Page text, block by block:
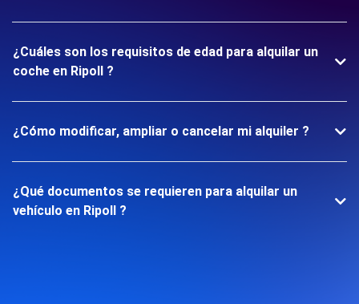
¿Cuáles son los requisitos de edad para alquilar un
coche en Ripoll ?
¿Cómo modificar, ampliar o cancelar mi alquiler ?
¿Qué documentos se requieren para alquilar un
vehículo en Ripoll ?